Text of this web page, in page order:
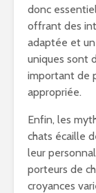
donc
offrant des
adaptée et
uniques sont
important de
appropriée.
Enfin, les
chats écaille
leur
porteurs de
croyances